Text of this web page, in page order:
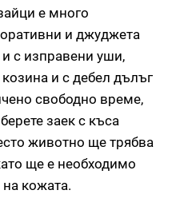
е много
и джуджета
с изправени уши,
и с дебел дълъг
свободно време,
заек с къса
животно ще трябва
ще е необходимо
кожата.